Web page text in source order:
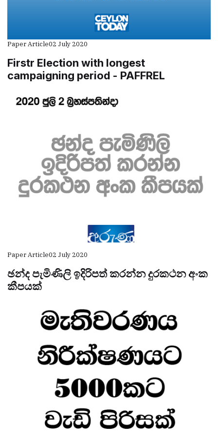
Paper Article02 July 2020
Firstr Election with longest
campaigning period - PAFFREL
Paper Article02 July 2020
ඡන්ද පැමිණිලි ඉදිරිපත් කරන්න දුරකථන අංක
කීපයක්